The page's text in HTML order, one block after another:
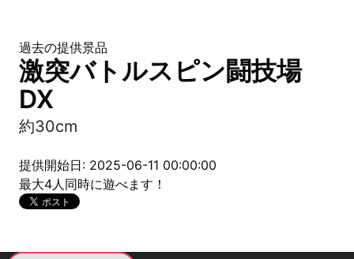
過去の提供景品
激突バトルスピン闘技場
DX
約30cm
提供開始日: 2025-06-11 00:00:00
最大4人同時に遊べます！